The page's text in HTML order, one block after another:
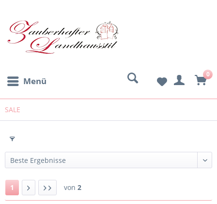
Menü
0
SALE
Filtern
1 von 2